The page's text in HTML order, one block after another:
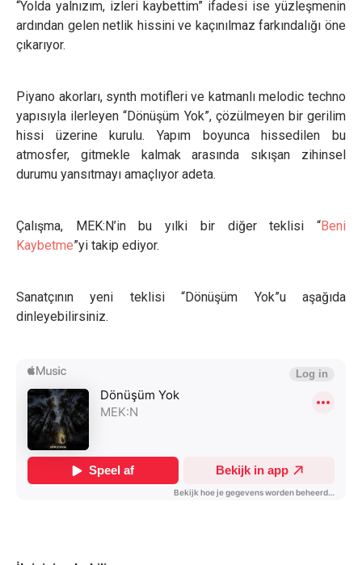
“Yolda yalnızım, izleri kaybettim” ifadesi ise yüzleşmenin
ardından gelen netlik hissini ve kaçınılmaz farkındalığı öne
çıkarıyor.
Piyano akorları, synth motifleri ve katmanlı melodic techno
yapısıyla ilerleyen “Dönüşüm Yok”, çözülmeyen bir gerilim
hissi üzerine kurulu. Yapım boyunca hissedilen bu
atmosfer, gitmekle kalmak arasında sıkışan zihinsel
durumu yansıtmayı amaçlıyor adeta.
Çalışma, MEK:N’in bu yılki bir diğer teklisi “Beni
Kaybetme”yi takip ediyor.
Sanatçının yeni teklisi “Dönüşüm Yok”u aşağıda
dinleyebilirsiniz.